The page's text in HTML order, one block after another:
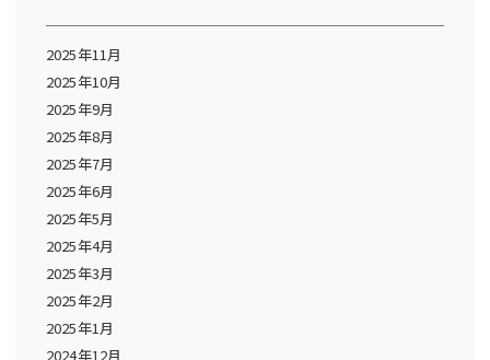
2025年11月
2025年10月
2025年9月
2025年8月
2025年7月
2025年6月
2025年5月
2025年4月
2025年3月
2025年2月
2025年1月
2024年12月